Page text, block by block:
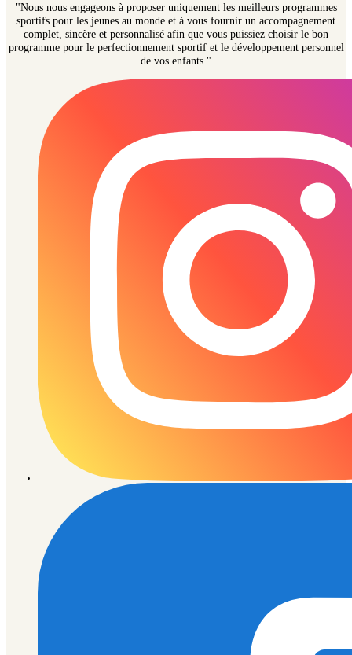
"Nous nous engageons à proposer uniquement les meilleurs programmes
sportifs pour les jeunes au monde et à vous fournir un accompagnement
complet, sincère et personnalisé afin que vous puissiez choisir le bon
programme pour le perfectionnement sportif et le développement personnel
de vos enfants."